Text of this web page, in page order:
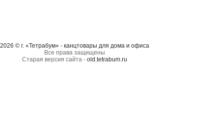
2026 © г. «Тетрабум» - канцтовары для дома и офиса
Все права защищены
Старая версия сайта - old.tetrabum.ru